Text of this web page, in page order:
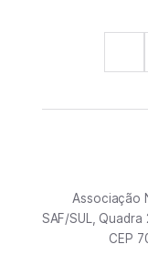
Associação
SAF/SUL, Quadra
CEP